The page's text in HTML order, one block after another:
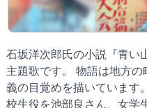
石坂洋次郎氏の小説『青い
主題歌です。 物語は地方
義の目覚めを描いています
校生役を池部良さん、女学